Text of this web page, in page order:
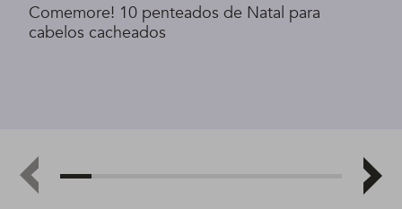
Comemore! 10 penteados de Natal para
cabelos cacheados